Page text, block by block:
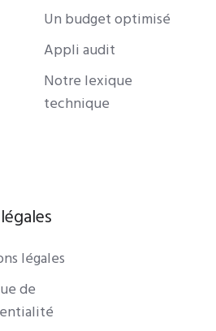
Un budget optimisé
Appli audit
Notre lexique
technique
légales
de